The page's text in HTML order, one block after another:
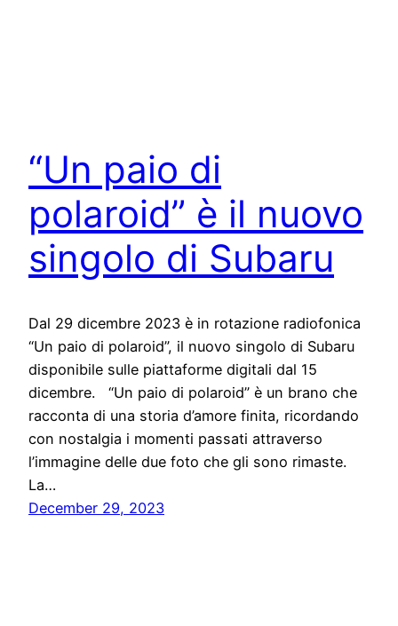
“Un paio di
polaroid” è il nuovo
singolo di Subaru
Dal 29 dicembre 2023 è in rotazione radiofonica
“Un paio di polaroid”, il nuovo singolo di Subaru
disponibile sulle piattaforme digitali dal 15
dicembre. “Un paio di polaroid” è un brano che
racconta di una storia d’amore finita, ricordando
con nostalgia i momenti passati attraverso
l’immagine delle due foto che gli sono rimaste.
La…
December 29, 2023